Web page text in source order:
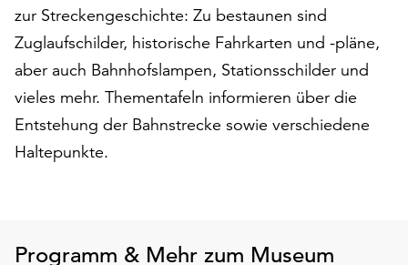
Seite
die
Schaltfläche
„Cookie-
zur
Verfügung.
ohne
zur Streckengeschichte: Zu bestaunen sind
Zuglaufschilder, historische Fahrkarten und -pläne,
aber auch Bahnhofslampen, Stationsschilder und
vieles mehr. Thementafeln informieren über die
Entstehung der Bahnstrecke sowie verschiedene
Haltepunkte.
Programm & Mehr zum Museum